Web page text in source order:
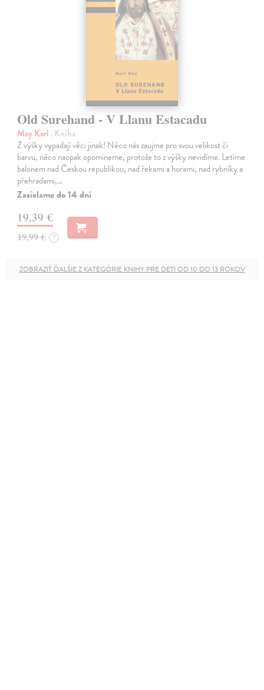
Old Surehand - V Llanu Estacadu
May Karl | Kniha
Z výšky vypadají věci jinak! Něco nás zaujme pro svou velikost či
barvu, něco naopak opomineme, protože to z výšky nevidíme. Letíme
balonem nad Českou republikou, nad řekami a horami, nad rybníky a
přehradami,…
Zasielame do 14 dní
19,39 €
19,99 € ?
ZOBRAZIŤ ĎALŠIE Z KATEGÓRIE KNIHY PRE DETI OD 10 DO 13 ROKOV